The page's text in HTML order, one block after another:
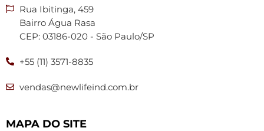
Rua Ibitinga, 459
Bairro Água Rasa
CEP: 03186-020 - São Paulo/SP
+55 (11) 3571-8835
vendas@newlifeind.com.br
MAPA DO SITE